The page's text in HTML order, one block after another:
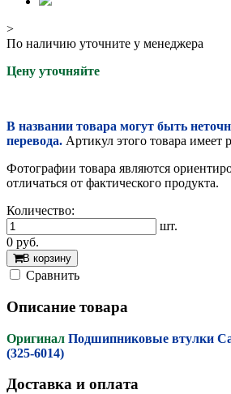
>
По наличию уточните у менеджера
Цену уточняйте
В названии товара могут быть
перевода. Артикул этого товара имеет
Фотографии товара являются
отличаться от фактического продукта.
Количество:
шт.
0 руб.
В корзину
Cравнить
Описание товара
Оригинал Подшипниковые втулки
(325-6014)
Доставка и оплата